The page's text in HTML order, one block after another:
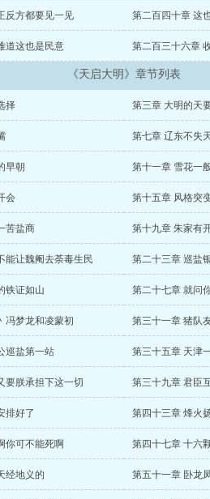
反方都要见一见 第二百四十章 这
道这也是民意 第二百三十六章
《天启大明》章节列表
择 第三章 大明的天
第七章 辽东不失
早朝 第十一章 雪花一
会 第十五章 风格突
苦盐商 第十九章 朱家有
能让魏阉去荼毒生民 第二十三章 巡盐
铁证如山 第二十七章 就问
冯梦龙和凌蒙初 第三十一章 猪队
巡盐第一站 第三十五章 天津
要朕承担下这一切 第三十九章 君臣
排好了 第四十三章 烽火
你可不能死啊 第四十七章 十六
经地义的 第五十一章 卧龙